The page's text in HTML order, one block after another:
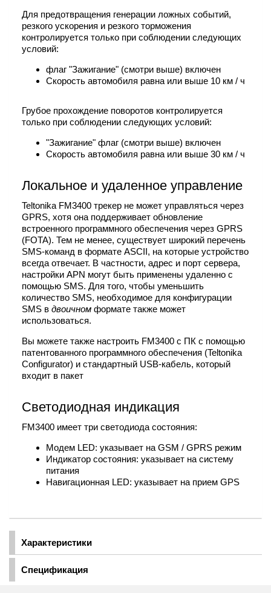
Характеристики
Спецификация
Для предотвращения генерации ложных событий,
резкого ускорения и резкого торможения
контролируется только при соблюдении следующих
условий:
флаг "Зажигание" (смотри выше) включен
Скорость автомобиля равна или выше 10 км / ч
Грубое прохождение поворотов контролируется
только при соблюдении следующих условий:
"Зажигание" флаг (смотри выше) включен
Скорость автомобиля равна или выше 30 км / ч
Локальное и удаленное управление
Teltonika FM3400 трекер не может управляться через
GPRS, хотя она поддерживает обновление
встроенного программного обеспечения через GPRS
(FOTA). Тем не менее, существует широкий перечень
SMS-команд в формате ASCII, на которые устройство
всегда отвечает. В частности, адрес и порт сервера,
настройки APN могут быть применены удаленно с
помощью SMS. Для того, чтобы уменьшить
количество SMS, необходимое для конфигурации
SMS в двоичном формате также может
использоваться.
Вы можете также настроить FM3400 с ПК с помощью
патентованного программного обеспечения (Teltonika
Configurator) и стандартный USB-кабель, который
входит в пакет
Светодиодная индикация
FM3400 имеет три светодиода состояния:
Модем LED: указывает на GSM / GPRS режим
Индикатор состояния: указывает на систему
питания
Навигационная LED: указывает на прием GPS